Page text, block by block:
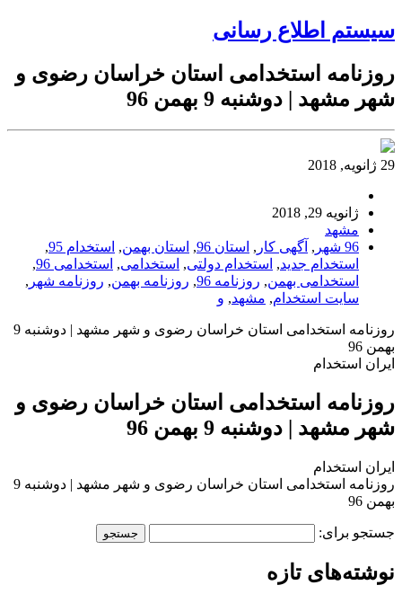
سیستم اطلاع رسانی
روزنامه استخدامی استان خراسان رضوی و
شهر مشهد | دوشنبه 9 بهمن 96
29 ژانویه, 2018
ژانویه 29, 2018
مشهد
96 شهر
, آگهی کار , استان 96 , استان بهمن, استخدام 95
,
استخدام جدید, استخدام دولتی, استخدامی, استخدامی 96
,
استخدامی بهمن, روزنامه 96 , روزنامه بهمن, روزنامه شهر ,
سایت استخدام, مشهد, و
روزنامه استخدامی استان خراسان رضوی و شهر مشهد | دوشنبه 9
بهمن 96
ایران استخدام
روزنامه استخدامی استان خراسان رضوی و
شهر مشهد | دوشنبه 9 بهمن 96
ایران استخدام
روزنامه استخدامی استان خراسان رضوی و شهر مشهد | دوشنبه 9
بهمن 96
جستجو برای:
نوشته‌های تازه